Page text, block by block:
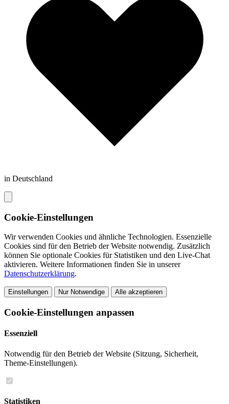
in Deutschland
Cookie-Einstellungen
Wir verwenden Cookies und ähnliche Technologien. Essenzielle
Cookies sind für den Betrieb der Website notwendig. Zusätzlich
können Sie optionale Cookies für Statistiken und den Live-Chat
aktivieren. Weitere Informationen finden Sie in unserer
Datenschutzerklärung.
Einstellungen Nur Notwendige Alle akzeptieren
Cookie-Einstellungen anpassen
Essenziell
Notwendig für den Betrieb der Website (Sitzung, Sicherheit,
Theme-Einstellungen).
Statistiken